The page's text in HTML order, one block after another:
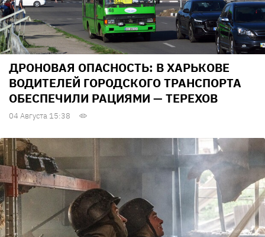
ДРОНОВАЯ ОПАСНОСТЬ: В ХАРЬКОВЕ
ВОДИТЕЛЕЙ ГОРОДСКОГО ТРАНСПОРТА
ОБЕСПЕЧИЛИ РАЦИЯМИ — ТЕРЕХОВ
04 Августа 15:38